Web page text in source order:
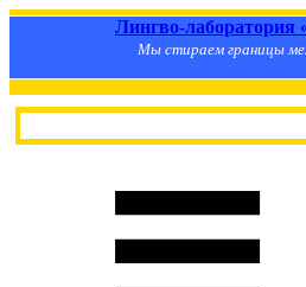
Лингво-лаборатория
Мы стираем границы